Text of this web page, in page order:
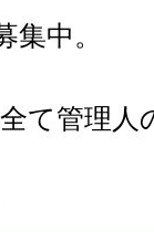
集中。
て管理人